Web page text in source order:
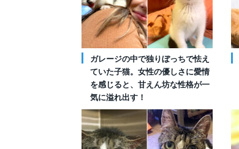
ガレージの中で独りぼっちで怯え
ていた子猫。女性の優しさに愛情
を感じると、甘えん坊な性格が一
気に溢れ出す！